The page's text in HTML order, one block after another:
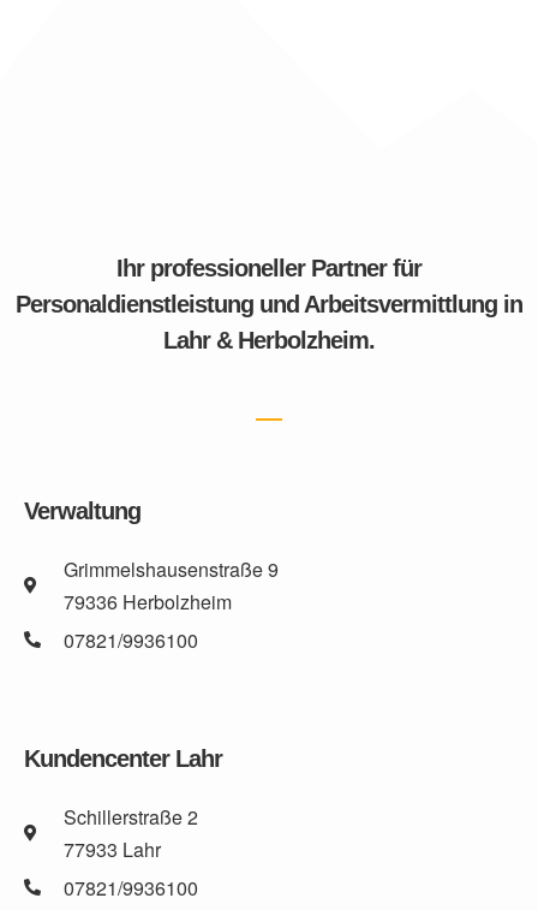
Ihr professioneller Partner für
Personaldienstleistung und Arbeitsvermittlung in
Lahr & Herbolzheim.
Verwaltung
Grimmelshausenstraße 9
79336 Herbolzheim
07821/9936100
Kundencenter Lahr
Schillerstraße 2
77933 Lahr
07821/9936100